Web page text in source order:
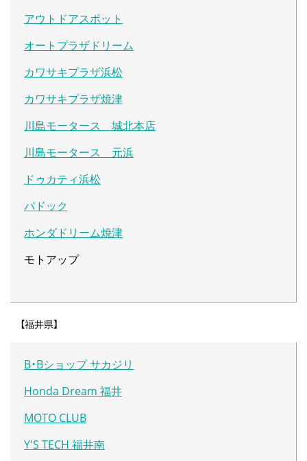
アウトドアスポット
オートプラザドリーム
カワサキプラザ浜松
カワサキプラザ焼津
川島モータース 城北本店
川島モータース 元浜
ドゥカティ浜松
パドック
ホンダドリーム焼津
モトアップ
【福井県】
B・Bショップ サカジリ
Honda Dream 福井
MOTO CLUB
Y'S TECH 福井南